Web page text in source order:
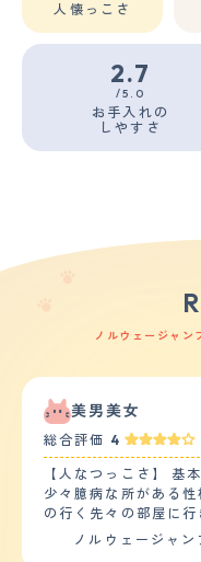
人懐っこさ
2.7
/5.0
お手入れの
しやすさ
ノルウェージャン
美男美女
総合評価 4
【人なつっこさ】 基
少々臆病な所がある
の行く先々の部屋に
くる。それに答える
り、頭突きをしたり
ノルウェージャ